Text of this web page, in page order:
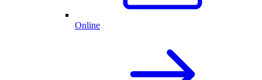
Online